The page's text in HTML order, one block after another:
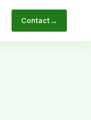
Contact→